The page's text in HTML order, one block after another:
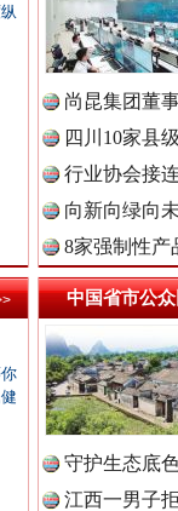
网.
网.
网.
网.
全民健
尚昆集团董
四川10家县
行业协会接
向新向绿向
8家强制性产
中国省市公
守护生态底
江西一男子